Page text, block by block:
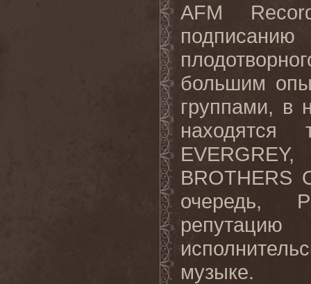
AFM
большим
группами, в
BROTHERS
очередь,
музыке.